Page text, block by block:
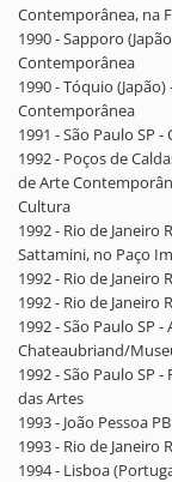
Contemporânea, na
1990 - Sapporo
Contemporânea
1990 - Tóquio
Contemporânea
1991 - São Paulo SP
1992 - Poços de
de Arte
Cultura
1992 - Rio de Janeiro
Sattamini, no Paço
1992 - Rio de Janeiro
1992 - Rio de Janeiro
1992 - São Paulo SP
Chateaubriand/
1992 - São Paulo SP
das Artes
1993 - João Pessoa
1993 - Rio de Janeiro
1994 - Lisboa